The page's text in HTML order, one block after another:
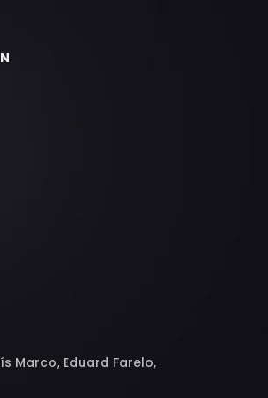
Marco, Eduard Farelo,
Montse Esteve, Anna